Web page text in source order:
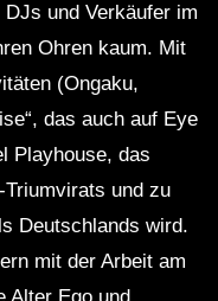
und Verkäufer im
Ohren kaum. Mit
(Ongaku,
das auch auf Eye
Playhouse, das
und zu
Deutschlands wird.
mit der Arbeit am